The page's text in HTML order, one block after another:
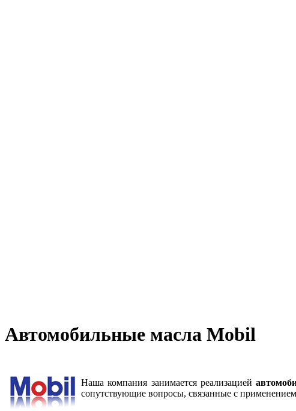
Автомобильные масла Mobil
Наша компания занимается реализацией
сопутствующие вопросы, связанные с